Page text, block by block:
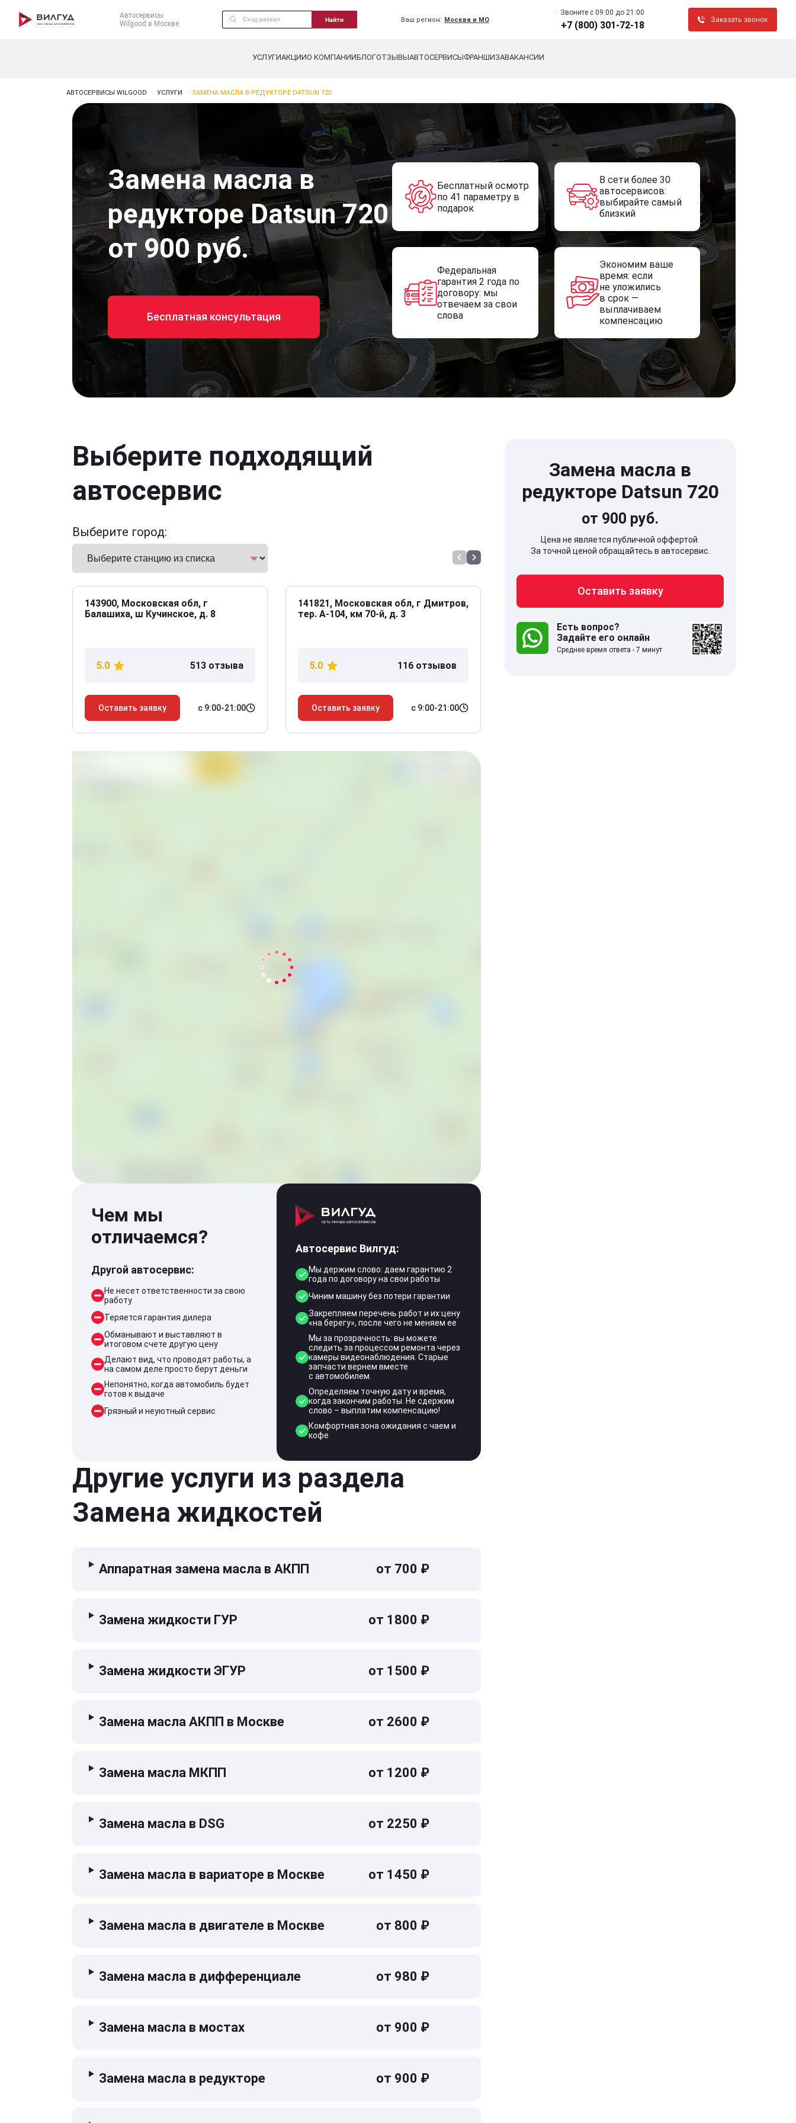
Автосервисы
Wilgood в Москве
Найти Ваш регион: Москва и МО
Звоните c 09:00 до 21:00
+7 (800) 301-72-18
Заказать звонок
УСЛУГИАКЦИИО КОМПАНИИБЛОГОТЗЫВЫАВТОСЕРВИСЫФРАНШИЗАВАКАНСИИ
АВТОСЕРВИСЫ WILGOOD УСЛУГИ ЗАМЕНА МАСЛА В РЕДУКТОРЕ DATSUN 720
Замена масла в
редукторе Datsun 720
от 900 руб.
Бесплатная консультация
Бесплатный осмотр
по 41 параметру в
подарок
В сети более 30
автосервисов:
выбирайте самый
близкий
Федеральная
гарантия 2 года по
договору: мы
отвечаем за свои
слова
Экономим ваше
время: если
не уложились
в срок —
выплачиваем
компенсацию
Выберите подходящий
автосервис
Выберите город:
143900, Московская обл, г
Балашиха, ш Кучинское, д. 8
5.0 513 отзыва
Оставить заявку с 9:00-21:00
141821, Московская обл, г Дмитров,
тер. А-104, км 70-й, д. 3
5.0 116 отзывов
Оставить заявку с 9:00-21:00
141707, Московская обл,
дом 5
Чем мы
отличаемся?
Другой автосервис:
Не несет ответственности за свою
работу
Теряется гарантия дилера
Обманывают и выставляют в
итоговом счете другую цену
Делают вид, что проводят работы, а
на самом деле просто берут деньги
Непонятно, когда автомобиль будет
готов к выдаче
Грязный и неуютный сервис
Автосервис Вилгуд:
Мы держим слово: даем гарантию 2
года по договору на свои работы
Чиним машину без потери гарантии
Закрепляем перечень работ и их цену
«на берегу», после чего не меняем ее
Мы за прозрачность: вы можете
следить за процессом ремонта через
камеры видеонаблюдения. Старые
запчасти вернем вместе
с автомобилем.
Определяем точную дату и время,
когда закончим работы. Не сдержим
слово – выплатим компенсацию!
Комфортная зона ожидания с чаем и
кофе
Другие услуги из раздела
Замена жидкостей
Аппаратная замена масла в АКПП от 700 ₽
Замена жидкости ГУР от 1800 ₽
Замена жидкости ЭГУР от 1500 ₽
Замена масла АКПП в Москве от 2600 ₽
Замена масла МКПП от 1200 ₽
Замена масла в DSG от 2250 ₽
Замена масла в вариаторе в Москве от 1450 ₽
Замена масла в двигателе в Москве от 800 ₽
Замена масла в дифференциале от 980 ₽
Замена масла в мостах от 900 ₽
Замена масла в редукторе от 900 ₽
Замена масла в
редукторе Datsun 720
от 900 руб.
Цена не является публичной оффертой.
За точной ценой обращайтесь в автосервис.
Оставить заявку
Есть вопрос?
Задайте его онлайн
Среднее время ответа - 7 минут